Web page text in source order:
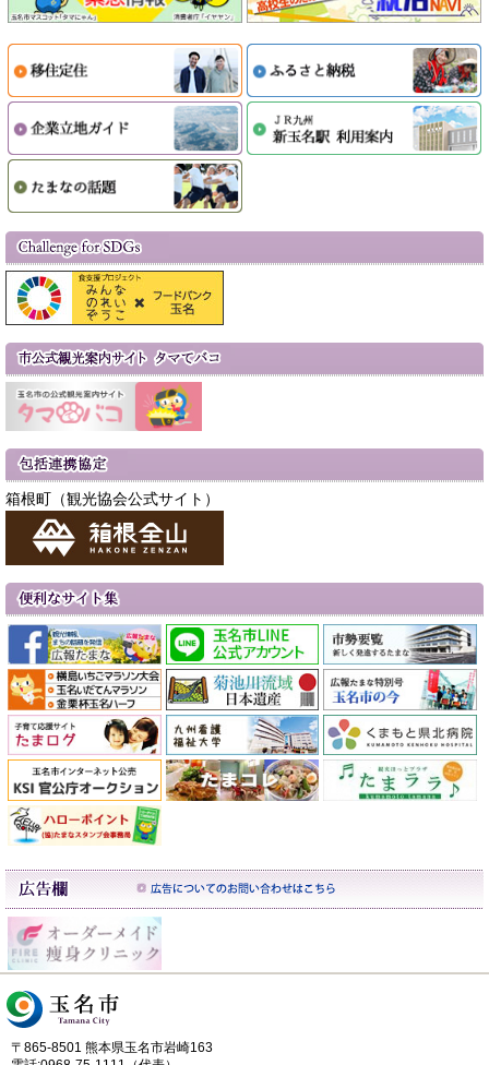
箱根町（観光協会公式サイト）
〒865-8501 熊本県玉名市岩崎163